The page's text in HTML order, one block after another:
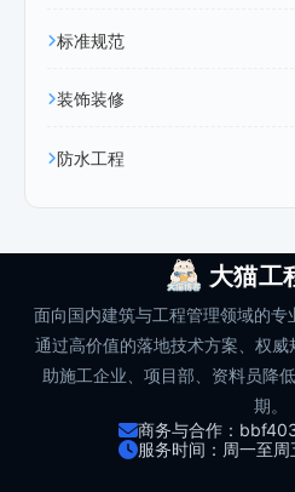
标准规范
装饰装修
防水工程
大猫工
面向国内建筑与工程管理领域的
通过高价值的落地技术方案、权
助施工企业、项目部、资料员降
期。
商务与合作：
服务时间：周一至